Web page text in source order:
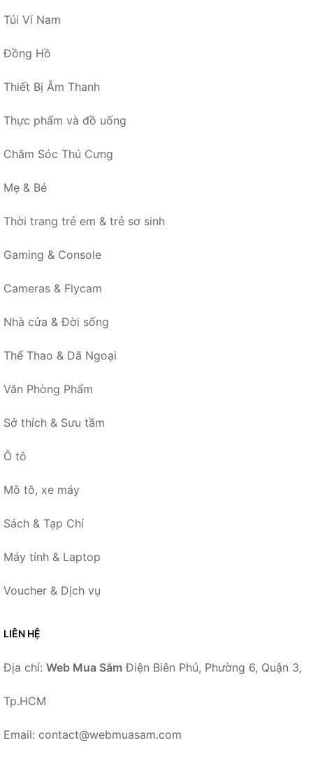
Túi Ví Nam
Đồng Hồ
Thiết Bị Âm Thanh
Thực phẩm và đồ uống
Chăm Sóc Thú Cưng
Mẹ & Bé
Thời trang trẻ em & trẻ sơ sinh
Gaming & Console
Cameras & Flycam
Nhà cửa & Đời sống
Thể Thao & Dã Ngoại
Văn Phòng Phẩm
Sở thích & Sưu tầm
Ô tô
Mô tô, xe máy
Sách & Tạp Chí
Máy tính & Laptop
Voucher & Dịch vụ
LIÊN HỆ
Địa chỉ: Web Mua Sắm Điện Biên Phủ, Phường 6, Quận 3,
Tp.HCM
Email: contact@webmuasam.com